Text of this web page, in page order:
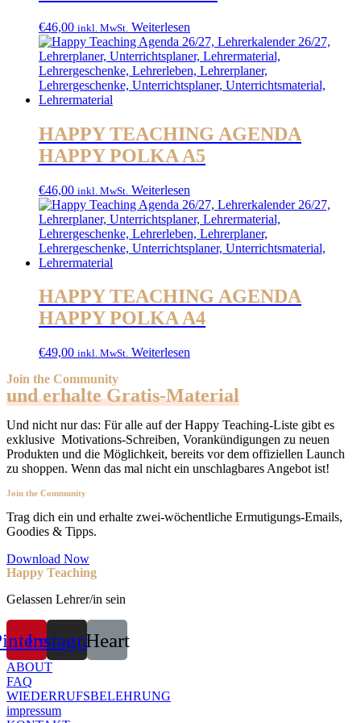
€46,00 inkl. MwSt. Weiterlesen
HAPPY TEACHING AGENDA
HAPPY POLKA A5
€46,00 inkl. MwSt. Weiterlesen
HAPPY TEACHING AGENDA
HAPPY POLKA A4
€49,00 inkl. MwSt. Weiterlesen
Join the Community
und erhalte Gratis-Material
Und nicht nur das: Für alle auf der Happy Teaching-Liste gibt es
exklusive Motivations-Schreiben, Vorankündigungen zu neuen
Produkten und die Möglichkeit, bereits vor dem offiziellen Launch
zu shoppen. Wenn das mal nicht ein unschlagbares Angebot ist!
Join the Community
Trag dich ein und erhalte zwei-wöchentliche Ermutigungs-Emails,
Goodies & Tipps.
Download Now
Happy Teaching
Gelassen Lehrer/in sein
InstagramHeart
ABOUT
FAQ
WIEDERRUFSBELEHRUNG
impressum